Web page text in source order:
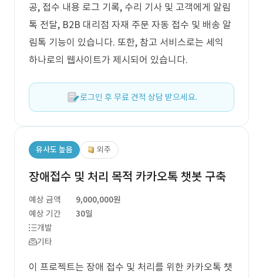
공, 접수 내용 로그 기록, 수리 기사 및 고객에게 알림
톡 전달, B2B 대리점 자재 주문 자동 접수 및 배송 알
림톡 기능이 있습니다. 또한, 참고 서비스로는 세익
하나로의 웹사이트가 제시되어 있습니다.
로그인 후 무료 견적 상담 받으세요.
유사도 높음 외주
장애접수 및 처리 목적 카카오톡 챗봇 구축
예상 금액
9,000,000원
예상 기간
30일
개발
기타
이 프로젝트는 장애 접수 및 처리를 위한 카카오톡 챗